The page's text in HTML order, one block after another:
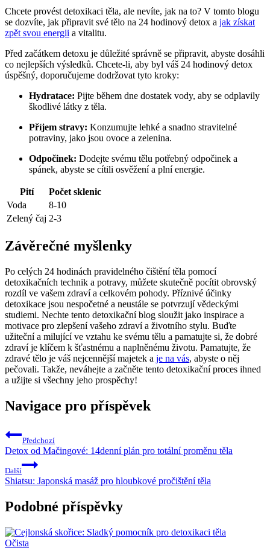
Chcete provést detoxikaci těla, ale nevíte, jak na to? V tomto blogu
se dozvíte, jak připravit své tělo na 24 hodinový detox a jak získat
zpět svou energii a vitalitu.
Před začátkem detoxu je důležité správně se připravit, abyste dosáhli
co nejlepších výsledků. Chcete-li, aby byl váš 24 hodinový detox
úspěšný, doporučujeme dodržovat tyto kroky:
Hydratace: Pijte během dne dostatek vody, aby se odplavily
škodlivé látky z těla.
Příjem stravy: Konzumujte lehké a snadno stravitelné
potraviny, jako jsou ovoce a zelenina.
Odpočinek: Dodejte svému tělu potřebný odpočinek a
spánek, abyste se cítili osvěžení a plní energie.
Pití
Počet sklenic
Voda
8-10
Zelený čaj 2-3
Závěrečné myšlenky
Po celých 24 hodinách pravidelného čištění těla pomocí
detoxikačních technik a potravy, můžete skutečně pocítit obrovský
rozdíl ve vašem zdraví a celkovém pohody. Příznivé účinky
detoxikace jsou nespočetné a neustále se potvrzují vědeckými
studiemi. Nechte tento detoxikační blog sloužit jako inspirace a
motivace pro zlepšení vašeho zdraví a životního stylu. Buďte
užiteční a milující ve vztahu ke svému tělu a pamatujte si, že dobré
zdraví je klíčem k šťastnému a naplněnému životu. Pamatujte, že
zdravé tělo je váš nejcennější majetek a je na vás, abyste o něj
pečovali. Takže, neváhejte a začněte tento detoxikační proces ihned
a užijte si všechny jeho prospěchy!
Navigace pro příspěvek
Předchozí
Detox od Mačingové: 14denní plán pro totální proměnu těla
Další
Shiatsu: Japonská masáž pro hloubkové pročištění těla
Podobné příspěvky
Očista